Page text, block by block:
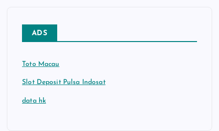
ADS
Toto Macau
Slot Deposit Pulsa Indosat
data hk